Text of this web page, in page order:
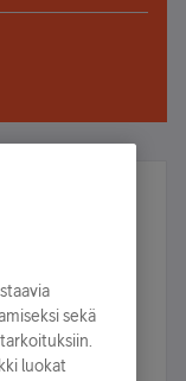
sekä
luokat